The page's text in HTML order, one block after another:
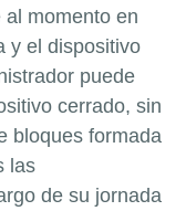
momento en
y el dispositivo
puede
cerrado, sin
bloques formada
las
de su jornada